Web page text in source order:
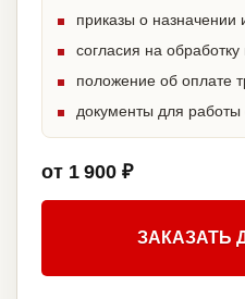
приказы о
согласия на
положение об оплате
документы для
от 1 900 ₽
ЗАКАЗАТЬ